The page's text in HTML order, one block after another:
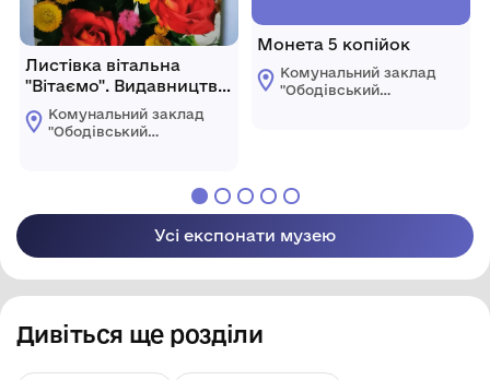
Листівка вітальна
"Вітаємо". Видавництво
БМТ, Київ.
Комунальний заклад
"Ободівський
Монета 5 копійок
Комунальний заклад
"Ободівський
Усі експонати музею
Дивіться ще розділи